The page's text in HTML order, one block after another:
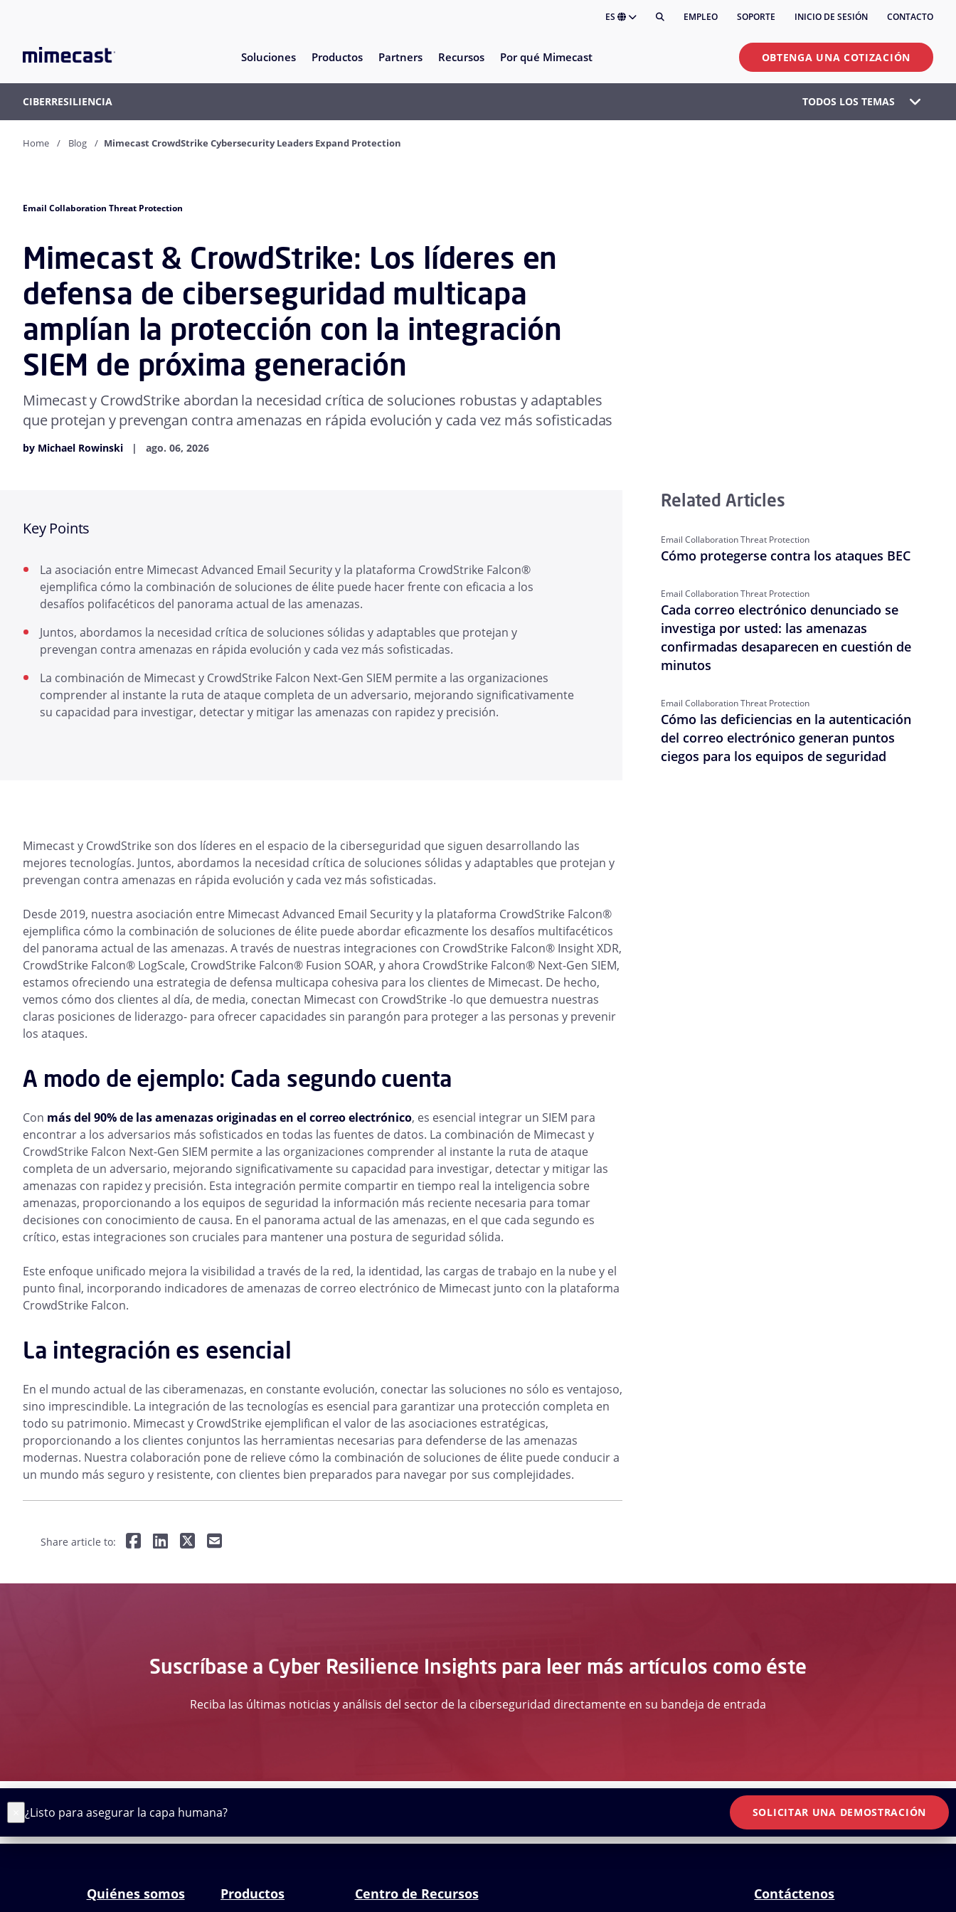
ES EMPLEO SOPORTE INICIO DE SESIÓN CONTACTO
Soluciones Productos Partners Recursos Por qué Mimecast OBTENGA UNA COTIZACIÓN
CIBERRESILIENCIA TODOS LOS TEMAS
Home Blog Mimecast CrowdStrike Cybersecurity Leaders Expand Protection
Email Collaboration Threat Protection
Mimecast & CrowdStrike: Los líderes en
defensa de ciberseguridad multicapa
amplían la protección con la integración
SIEM de próxima generación
Mimecast y CrowdStrike abordan la necesidad crítica de soluciones robustas y adaptables
que protejan y prevengan contra amenazas en rápida evolución y cada vez más sofisticadas
by Michael Rowinski ago. 06, 2026
Key Points
La asociación entre Mimecast Advanced Email Security y la plataforma CrowdStrike Falcon®
ejemplifica cómo la combinación de soluciones de élite puede hacer frente con eficacia a los
desafíos polifacéticos del panorama actual de las amenazas.
Juntos, abordamos la necesidad crítica de soluciones sólidas y adaptables que protejan y
prevengan contra amenazas en rápida evolución y cada vez más sofisticadas.
La combinación de Mimecast y CrowdStrike Falcon Next-Gen SIEM permite a las organizaciones
comprender al instante la ruta de ataque completa de un adversario, mejorando significativamente
su capacidad para investigar, detectar y mitigar las amenazas con rapidez y precisión.
Mimecast y CrowdStrike son dos líderes en el espacio de la ciberseguridad que siguen desarrollando las
mejores tecnologías. Juntos, abordamos la necesidad crítica de soluciones sólidas y adaptables que protejan y
prevengan contra amenazas en rápida evolución y cada vez más sofisticadas.
Desde 2019, nuestra asociación entre Mimecast Advanced Email Security y la plataforma CrowdStrike Falcon®
ejemplifica cómo la combinación de soluciones de élite puede abordar eficazmente los desafíos multifacéticos
del panorama actual de las amenazas. A través de nuestras integraciones con CrowdStrike Falcon® Insight XDR,
CrowdStrike Falcon® LogScale, CrowdStrike Falcon® Fusion SOAR, y ahora CrowdStrike Falcon® Next-Gen SIEM,
estamos ofreciendo una estrategia de defensa multicapa cohesiva para los clientes de Mimecast. De hecho,
vemos cómo dos clientes al día, de media, conectan Mimecast con CrowdStrike -lo que demuestra nuestras
claras posiciones de liderazgo- para ofrecer capacidades sin parangón para proteger a las personas y prevenir
los ataques.
A modo de ejemplo: Cada segundo cuenta
Con más del 90% de las amenazas originadas en el correo electrónico, es esencial integrar un SIEM para
encontrar a los adversarios más sofisticados en todas las fuentes de datos. La combinación de Mimecast y
CrowdStrike Falcon Next-Gen SIEM permite a las organizaciones comprender al instante la ruta de ataque
completa de un adversario, mejorando significativamente su capacidad para investigar, detectar y mitigar las
amenazas con rapidez y precisión. Esta integración permite compartir en tiempo real la inteligencia sobre
amenazas, proporcionando a los equipos de seguridad la información más reciente necesaria para tomar
decisiones con conocimiento de causa. En el panorama actual de las amenazas, en el que cada segundo es
crítico, estas integraciones son cruciales para mantener una postura de seguridad sólida.
Este enfoque unificado mejora la visibilidad a través de la red, la identidad, las cargas de trabajo en la nube y el
punto final, incorporando indicadores de amenazas de correo electrónico de Mimecast junto con la plataforma
CrowdStrike Falcon.
La integración es esencial
En el mundo actual de las ciberamenazas, en constante evolución, conectar las soluciones no sólo es ventajoso,
sino imprescindible. La integración de las tecnologías es esencial para garantizar una protección completa en
todo su patrimonio. Mimecast y CrowdStrike ejemplifican el valor de las asociaciones estratégicas,
proporcionando a los clientes conjuntos las herramientas necesarias para defenderse de las amenazas
modernas. Nuestra colaboración pone de relieve cómo la combinación de soluciones de élite puede conducir a
un mundo más seguro y resistente, con clientes bien preparados para navegar por sus complejidades.
Share article to:
Related Articles
Email Collaboration Threat Protection
Cómo protegerse contra los ataques BEC
Email Collaboration Threat Protection
Cada correo electrónico denunciado se
investiga por usted: las amenazas
confirmadas desaparecen en cuestión de
minutos
Email Collaboration Threat Protection
Cómo las deficiencias en la autenticación
del correo electrónico generan puntos
ciegos para los equipos de seguridad
Suscríbase a Cyber Resilience Insights para leer más artículos como éste
Reciba las últimas noticias y análisis del sector de la ciberseguridad directamente en su bandeja de entrada
¿Listo para asegurar la capa humana? SOLICITAR UNA DEMOSTRACIÓN
Quiénes somos Productos Centro de Recursos Contáctenos